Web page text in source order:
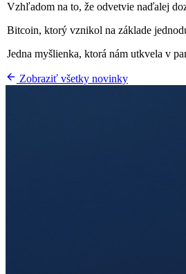
Vzhľadom na to, že odvetvie naďalej
Bitcoin, ktorý vznikol na základe
Jedna myšlienka, ktorá nám utkvela v
Zobraziť všetky novinky